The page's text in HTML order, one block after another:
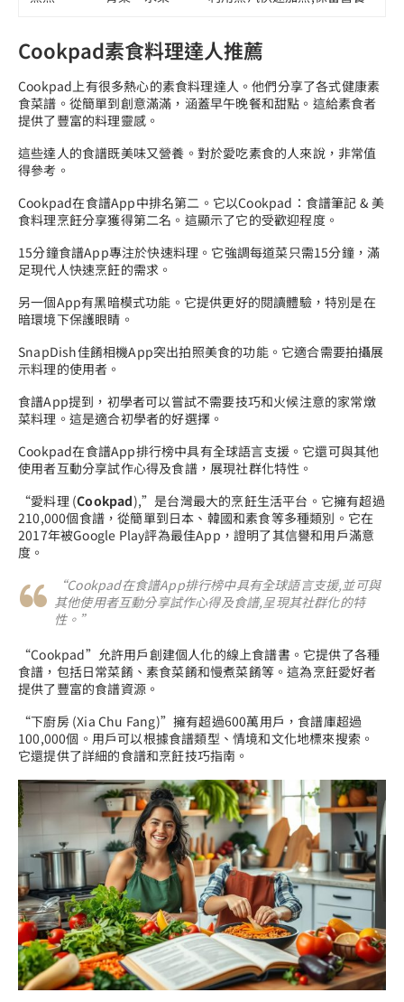
Cookpad素食料理達人推薦
Cookpad上有很多熱心的素食料理達人。他們分享了各式健康素
食菜譜。從簡單到創意滿滿，涵蓋早午晚餐和甜點。這給素食者
提供了豐富的料理靈感。
這些達人的食譜既美味又營養。對於愛吃素食的人來說，非常值
得參考。
Cookpad在食譜App中排名第二。它以Cookpad：食譜筆記 & 美
食料理烹飪分享獲得第二名。這顯示了它的受歡迎程度。
15分鐘食譜App專注於快速料理。它強調每道菜只需15分鐘，滿
足現代人快速烹飪的需求。
另一個App有黑暗模式功能。它提供更好的閱讀體驗，特別是在
暗環境下保護眼睛。
SnapDish佳餚相機App突出拍照美食的功能。它適合需要拍攝展
示料理的使用者。
食譜App提到，初學者可以嘗試不需要技巧和火候注意的家常燉
菜料理。這是適合初學者的好選擇。
Cookpad在食譜App排行榜中具有全球語言支援。它還可與其他
使用者互動分享試作心得及食譜，展現社群化特性。
“愛料理 (Cookpad),”是台灣最大的烹飪生活平台。它擁有超過
210,000個食譜，從簡單到日本、韓國和素食等多種類別。它在
2017年被Google Play評為最佳App，證明了其信譽和用戶滿意
度。
“Cookpad在食譜App排行榜中具有全球語言支援,並可與
其他使用者互動分享試作心得及食譜,呈現其社群化的特
性。”
“Cookpad”允許用戶創建個人化的線上食譜書。它提供了各種
食譜，包括日常菜餚、素食菜餚和慢煮菜餚等。這為烹飪愛好者
提供了豐富的食譜資源。
“下廚房 (Xia Chu Fang)”擁有超過600萬用戶，食譜庫超過
100,000個。用戶可以根據食譜類型、情境和文化地標來搜索。
它還提供了詳細的食譜和烹飪技巧指南。